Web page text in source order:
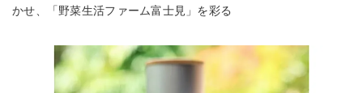
かせ、「野菜生活ファーム富士見」を彩る